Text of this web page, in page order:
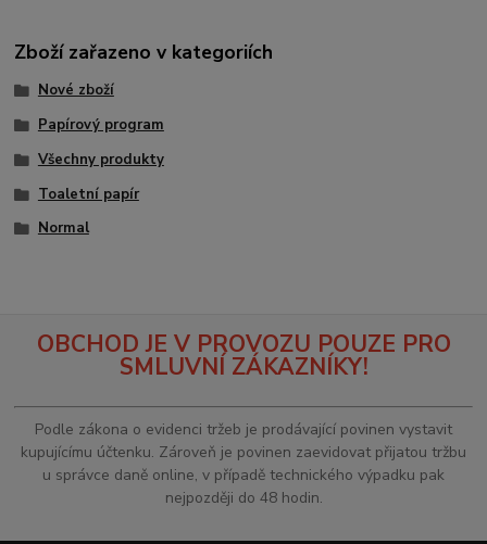
Zboží zařazeno v kategoriích
Nové zboží
Papírový program
Všechny produkty
Toaletní papír
Normal
OBCHOD JE V PROVOZU POUZE PRO
SMLUVNÍ ZÁKAZNÍKY!
Podle zákona o evidenci tržeb je prodávající povinen vystavit
kupujícímu účtenku. Zároveň je povinen zaevidovat přijatou tržbu
u správce daně online, v případě technického výpadku pak
nejpozději do 48 hodin.